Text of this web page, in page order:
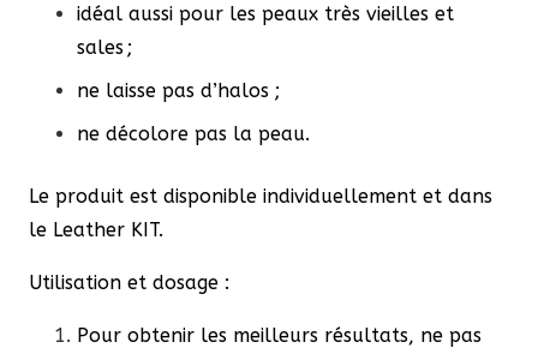
idéal aussi pour les peaux très vieilles et
sales ;
ne laisse pas d’halos ;
ne décolore pas la peau.
Le produit est disponible individuellement et dans
le Leather KIT.
Utilisation et dosage :
Pour obtenir les meilleurs résultats, ne pas